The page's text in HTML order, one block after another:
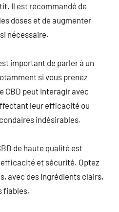
Il est recommandé de
doses et de augmenter
nécessaire.
important de parler à un
si vous prenez
CBD peut interagir avec
leur efficacité ou
indésirables.
de haute qualité est
et sécurité. Optez
avec des ingrédients clairs,
fiables.